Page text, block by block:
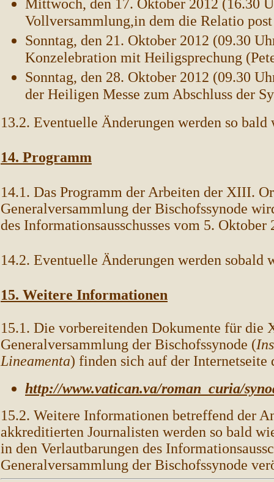
Mittwoch, den 17. Oktober 2012 (16.30
Vollversammlung,in dem die Relatio
Sonntag, den 21. Oktober 2012 (09.30
Konzelebration mit Heiligsprechung
Sonntag, den 28. Oktober 2012 (09.30
der Heiligen Messe zum Abschluss der
13.2. Eventuelle Änderungen werden so
14. Programm
14.1. Das Programm der Arbeiten der XIII.
Generalversammlung der Bischofssynode
des Informationsausschusses vom 5. Oktober
14.2. Eventuelle Änderungen werden sobald
15. Weitere Informationen
15.1. Die vorbereitenden Dokumente für die
Generalversammlung der Bischofssynode (
Lineamenta) finden sich auf der Internetseite
http://www.vatican.va/roman_curia/
15.2. Weitere Informationen betreffend der
akkreditierten Journalisten werden so bald
in den Verlautbarungen des
Generalversammlung der Bischofssynode